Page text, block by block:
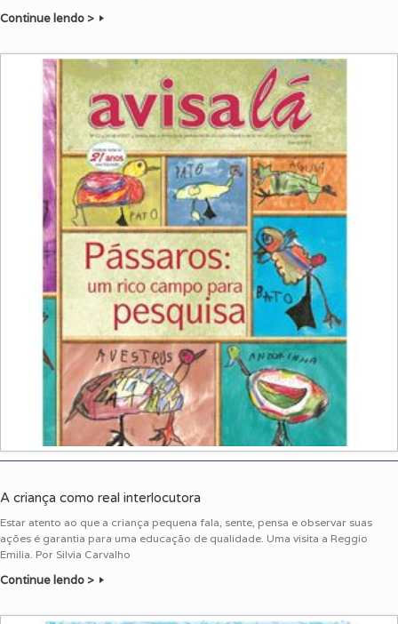
Continue lendo >
A criança como real interlocutora
Estar atento ao que a criança pequena fala, sente, pensa e observar suas
ações é garantia para uma educação de qualidade. Uma visita a Reggio
Emilia. Por Silvia Carvalho
Continue lendo >